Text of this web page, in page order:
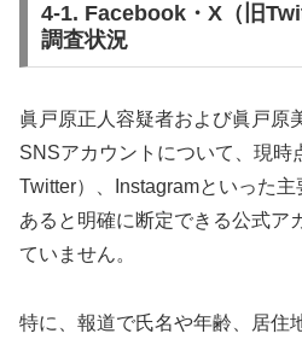
4-1. Facebook・X（旧
調査状況
眞戸原正人容疑者および眞戸原
SNSアカウントについて、現時
Twitter）、Instagramといった
あると明確に断定できる公式ア
ていません。
特に、報道で氏名や年齢、居住